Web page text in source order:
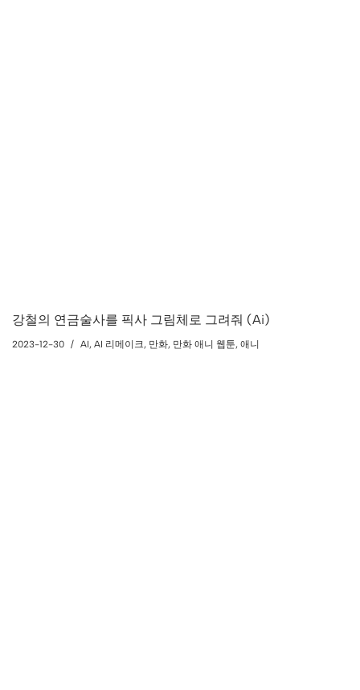
강철의 연금술사를 픽사 그림체로 그려줘 (Ai)
2023-12-30 AI, AI 리메이크, 만화, 만화 애니 웹툰, 애니